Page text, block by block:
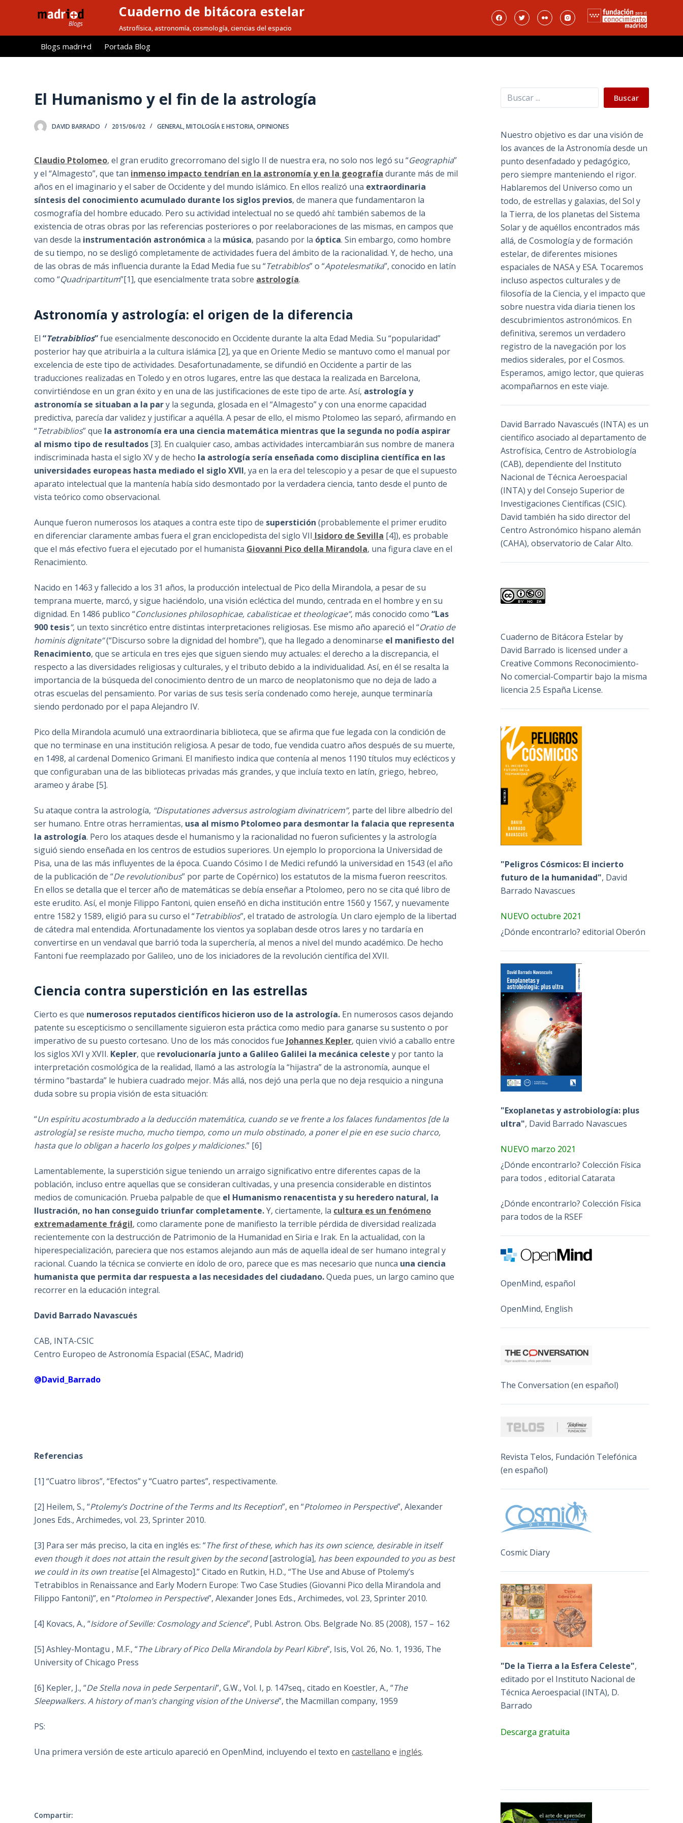
l
Cuaderno de bitácora estelar
Astrofísica, astronomía, cosmología, ciencias del espacio
Blogs madri+d Portada Blog
El Humanismo y el fin de la astrología
DAVID BARRADO 2015/06/02 GENERAL,MITOLOGÍA E HISTORIA,OPINIONES
Claudio Ptolomeo, el gran erudito grecorromano del siglo II de nuestra era, no solo nos legó su “Geographia”
y el “Almagesto”, que tan inmenso impacto tendrían en la astronomía y en la geografía durante más de mil
años en el imaginario y el saber de Occidente y del mundo islámico. En ellos realizó una extraordinaria
síntesis del conocimiento acumulado durante los siglos previos, de manera que fundamentaron la
cosmografía del hombre educado. Pero su actividad intelectual no se quedó ahí: también sabemos de la
existencia de otras obras por las referencias posteriores o por reelaboraciones de las mismas, en campos que
van desde la instrumentación astronómica a la música, pasando por la óptica. Sin embargo, como hombre
de su tiempo, no se desligó completamente de actividades fuera del ámbito de la racionalidad. Y, de hecho, una
de las obras de más influencia durante la Edad Media fue su “Tetrabiblos” o “Apotelesmatika”, conocido en latín
como “Quadripartitum”[1], que esencialmente trata sobre astrología.
Astronomía y astrología: el origen de la diferencia
El “Tetrabiblios”fue esencialmente desconocido en Occidente durante la alta Edad Media. Su “popularidad”
posterior hay que atribuirla a la cultura islámica [2], ya que en Oriente Medio se mantuvo como el manual por
excelencia de este tipo de actividades. Desafortunadamente, se difundió en Occidente a partir de las
traducciones realizadas en Toledo y en otros lugares, entre las que destaca la realizada en Barcelona,
convirtiéndose en un gran éxito y en una de las justificaciones de este tipo de arte. Así, astrología y
astronomía se situaban a la pary la segunda, glosada en el “Almagesto” y con una enorme capacidad
predictiva, parecía dar validez y justificar a aquélla. A pesar de ello, el mismo Ptolomeo las separó, afirmando en
“Tetrabiblios” que la astronomía era una ciencia matemática mientras que la segunda no podía aspirar
al mismo tipo de resultados [3]. En cualquier caso, ambas actividades intercambiarán sus nombre de manera
indiscriminada hasta el siglo XV y de hecho la astrología sería enseñada como disciplina científica en las
universidades europeas hasta mediado el siglo XVII, ya en la era del telescopio y a pesar de que el supuesto
aparato intelectual que la mantenía había sido desmontado por la verdadera ciencia, tanto desde el punto de
vista teórico como observacional.
Aunque fueron numerosos los ataques a contra este tipo de superstición (probablemente el primer erudito
en diferenciar claramente ambas fuera el gran enciclopedista del siglo VII Isidoro de Sevilla [4]), es probable
que el más efectivo fuera el ejecutado por el humanista Giovanni Pico della Mirandola, una figura clave en el
Renacimiento.
Nacido en 1463 y fallecido a los 31 años, la producción intelectual de Pico della Mirandola, a pesar de su
temprana muerte, marcó, y sigue haciéndolo, una visión ecléctica del mundo, centrada en el hombre y en su
dignidad. En 1486 publico “Conclusiones philosophicae, cabalisticae et theologicae”, más conocido como“Las
900 tesis”, un texto sincrético entre distintas interpretaciones religiosas. Ese mismo año apareció el “Oratio de
hominis dignitate”(“Discurso sobre la dignidad del hombre”), que ha llegado a denominarse el manifiesto del
Renacimiento, que se articula en tres ejes que siguen siendo muy actuales: el derecho a la discrepancia, el
respecto a las diversidades religiosas y culturales, y el tributo debido a la individualidad. Así, en él se resalta la
importancia de la búsqueda del conocimiento dentro de un marco de neoplatonismo que no deja de lado a
otras escuelas del pensamiento. Por varias de sus tesis sería condenado como hereje, aunque terminaría
siendo perdonado por el papa Alejandro IV.
Pico della Mirandola acumuló una extraordinaria biblioteca, que se afirma que fue legada con la condición de
que no terminase en una institución religiosa. A pesar de todo, fue vendida cuatro años después de su muerte,
en 1498, al cardenal Domenico Grimani. El manifiesto indica que contenía al menos 1190 títulos muy eclécticos y
que configuraban una de las bibliotecas privadas más grandes, y que incluía texto en latín, griego, hebreo,
arameo y árabe [5].
Su ataque contra la astrología, “Disputationes adversus astrologiam divinatricem”, parte del libre albedrío del
ser humano. Entre otras herramientas, usa al mismo Ptolomeo para desmontar la falacia que representa
la astrología. Pero los ataques desde el humanismo y la racionalidad no fueron suficientes y la astrología
siguió siendo enseñada en los centros de estudios superiores. Un ejemplo lo proporciona la Universidad de
Pisa, una de las más influyentes de la época. Cuando Cósimo I de Medici refundó la universidad en 1543 (el año
de la publicación de “De revolutionibus” por parte de Copérnico) los estatutos de la misma fueron reescritos.
En ellos se detalla que el tercer año de matemáticas se debía enseñar a Ptolomeo, pero no se cita qué libro de
este erudito. Así, el monje Filippo Fantoni, quien enseñó en dicha institución entre 1560 y 1567, y nuevamente
entre 1582 y 1589, eligió para su curso el “Tetrabiblios”, el tratado de astrología. Un claro ejemplo de la libertad
de cátedra mal entendida. Afortunadamente los vientos ya soplaban desde otros lares y no tardaría en
convertirse en un vendaval que barrió toda la superchería, al menos a nivel del mundo académico. De hecho
Fantoni fue reemplazado por Galileo, uno de los iniciadores de la revolución científica del XVII.
Ciencia contra superstición en las estrellas
Cierto es que numerosos reputados científicos hicieron uso de la astrología. En numerosos casos dejando
patente su escepticismo o sencillamente siguieron esta práctica como medio para ganarse su sustento o por
imperativo de su puesto cortesano. Uno de los más conocidos fueJohannes Kepler, quien vivió a caballo entre
los siglos XVI y XVII. Kepler, que revolucionaría junto a Galileo Galilei la mecánica celeste y por tanto la
interpretación cosmológica de la realidad, llamó a las astrología la “hijastra” de la astronomía, aunque el
término “bastarda” le hubiera cuadrado mejor. Más allá, nos dejó una perla que no deja resquicio a ninguna
duda sobre su propia visión de esta situación:
“Un espíritu acostumbrado a la deducción matemática, cuando se ve frente a los falaces fundamentos [de la
astrología] se resiste mucho, mucho tiempo, como un mulo obstinado, a poner el pie en ese sucio charco,
hasta que lo obligan a hacerlo los golpes y maldiciones.” [6]
Lamentablemente, la superstición sigue teniendo un arraigo significativo entre diferentes capas de la
población, incluso entre aquellas que se consideran cultivadas, y una presencia considerable en distintos
medios de comunicación. Prueba palpable de que el Humanismo renacentista y su heredero natural, la
Ilustración, no han conseguido triunfar completamente.Y, ciertamente, la cultura es un fenómeno
extremadamente frágil, como claramente pone de manifiesto la terrible pérdida de diversidad realizada
recientemente con la destrucción de Patrimonio de la Humanidad en Siria e Irak. En la actualidad, con la
hiperespecialización, pareciera que nos estamos alejando aun más de aquella ideal de ser humano integral y
racional. Cuando la técnica se convierte en ídolo de oro, parece que es mas necesario que nunca una ciencia
humanista que permita dar respuesta a las necesidades del ciudadano.Queda pues, un largo camino que
recorrer en la educación integral.
David Barrado Navascués
CAB, INTA-CSIC
Centro Europeo de Astronomía Espacial (ESAC, Madrid)
@David_Barrado
Referencias
[1] “Cuatro libros”, “Efectos” y “Cuatro partes”, respectivamente.
[2] Heilem, S., “Ptolemy’s Doctrine of the Terms and Its Reception”, en “Ptolomeo in Perspective”, Alexander
Jones Eds., Archimedes, vol. 23, Sprinter 2010.
[3] Para ser más preciso, la cita en inglés es: “The first of these, which has its own science, desirable in itself
even though it does not attain the result given by the second[astrología], has been expounded to you as best
we could in its own treatise[el Almagesto].” Citado en Rutkin, H.D., “The Use and Abuse of Ptolemy’s
Tetrabiblos in Renaissance and Early Modern Europe: Two Case Studies (Giovanni Pico della Mirandola and
Filippo Fantoni)”, en “Ptolomeo in Perspective”, Alexander Jones Eds., Archimedes, vol. 23, Sprinter 2010.
[4] Kovacs, A., “Isidore of Seville: Cosmology and Science”, Publ. Astron. Obs. Belgrade No. 85 (2008), 157 – 162
[5] Ashley-Montagu , M.F., “The Library of Pico Della Mirandola by Pearl Kibre”, Isis, Vol. 26, No. 1, 1936, The
University of Chicago Press
[6] Kepler, J., “De Stella nova in pede Serpentarii”, G.W., Vol. I, p. 147seq., citado en Koestler, A., “The
Sleepwalkers. A history of man’s changing vision of the Universe”, the Macmillan company, 1959
PS:
Una primera versión de este articulo apareció en OpenMind, incluyendo el texto encastellano e inglés.
Compartir:
Buscar Buscar
Nuestro objetivo es dar una visión de
los avances de la Astronomía desde un
punto desenfadado y pedagógico,
pero siempre manteniendo el rigor.
Hablaremos del Universo como un
todo, de estrellas y galaxias, del Sol y
la Tierra, de los planetas del Sistema
Solar y de aquéllos encontrados más
allá, de Cosmología y de formación
estelar, de diferentes misiones
espaciales de NASA y ESA. Tocaremos
incluso aspectos culturales y de
filosofía de la Ciencia, y el impacto que
sobre nuestra vida diaria tienen los
descubrimientos astronómicos. En
definitiva, seremos un verdadero
registro de la navegación por los
medios siderales, por el Cosmos.
Esperamos, amigo lector, que quieras
acompañarnos en este viaje.
David Barrado Navascués (INTA) es un
científico asociado al departamento de
Astrofísica, Centro de Astrobiología
(CAB), dependiente del Instituto
Nacional de Técnica Aeroespacial
(INTA) y del Consejo Superior de
Investigaciones Científicas (CSIC).
David también ha sido director del
Centro Astronómico hispano alemán
(CAHA), observatorio de Calar Alto.
Cuaderno de Bitácora Estelar by
David Barrado is licensed under a
Creative Commons Reconocimiento-
No comercial-Compartir bajo la misma
licencia 2.5 España License.
"Peligros Cósmicos: El incierto
futuro de la humanidad", David
Barrado Navascues
NUEVO octubre 2021
¿Dónde encontrarlo? editorial Oberón
"Exoplanetas y astrobiología: plus
ultra", David Barrado Navascues
NUEVO marzo 2021
¿Dónde encontrarlo? Colección Física
para todos , editorial Catarata
¿Dónde encontrarlo? Colección Física
para todos de la RSEF
OpenMind, español
OpenMind, English
The Conversation (en español)
Revista Telos, Fundación Telefónica
(en español)
Cosmic Diary
"De la Tierra a la Esfera Celeste",
editado por el Instituto Nacional de
Técnica Aeroespacial (INTA), D.
Barrado
Descarga gratuita